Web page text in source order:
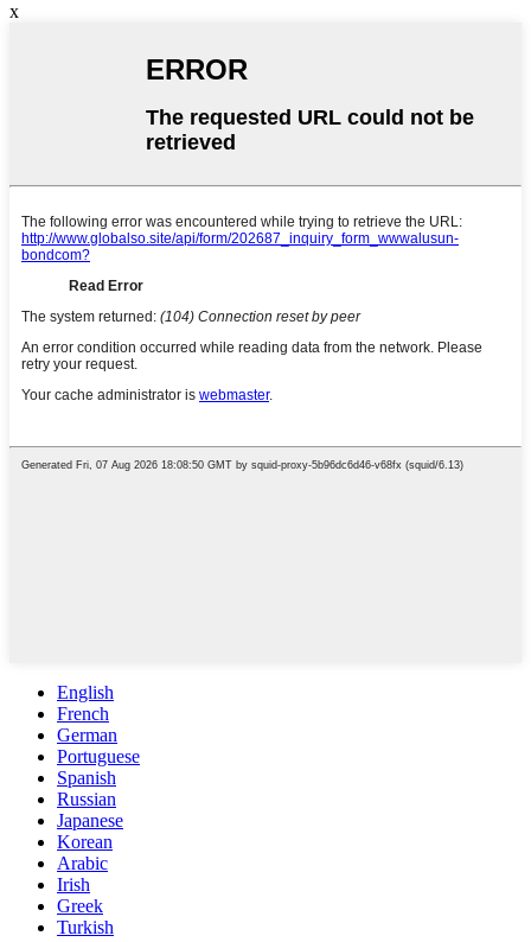
x
English
French
German
Portuguese
Spanish
Russian
Japanese
Korean
Arabic
Irish
Greek
Turkish